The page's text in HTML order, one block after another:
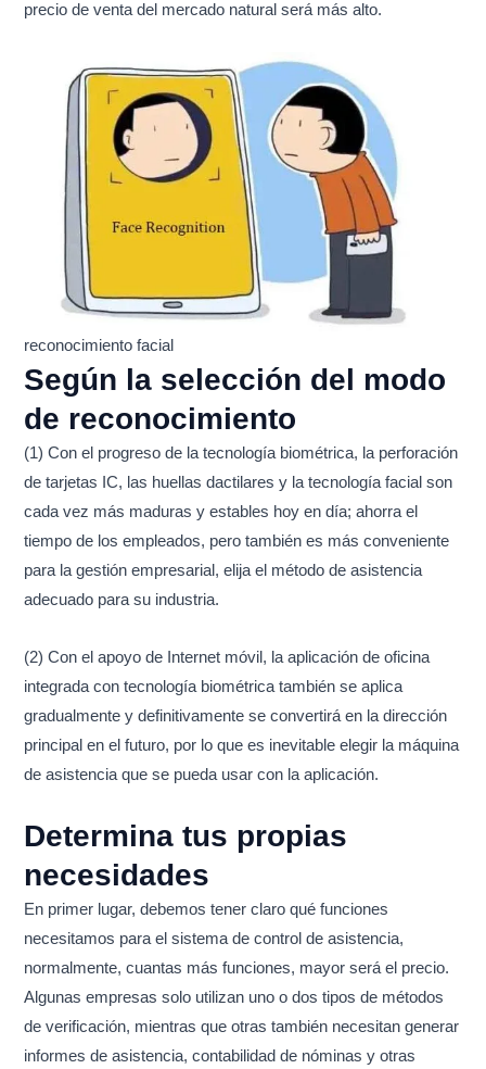
precio de venta del mercado natural será más alto.
reconocimiento facial
Según la selección del modo
de reconocimiento
(1) Con el progreso de la tecnología biométrica, la perforación
de tarjetas IC, las huellas dactilares y la tecnología facial son
cada vez más maduras y estables hoy en día; ahorra el
tiempo de los empleados, pero también es más conveniente
para la gestión empresarial, elija el método de asistencia
adecuado para su industria.
(2) Con el apoyo de Internet móvil, la aplicación de oficina
integrada con tecnología biométrica también se aplica
gradualmente y definitivamente se convertirá en la dirección
principal en el futuro, por lo que es inevitable elegir la máquina
de asistencia que se pueda usar con la aplicación.
Determina tus propias
necesidades
En primer lugar, debemos tener claro qué funciones
necesitamos para el sistema de control de asistencia,
normalmente, cuantas más funciones, mayor será el precio.
Algunas empresas solo utilizan uno o dos tipos de métodos
de verificación, mientras que otras también necesitan generar
informes de asistencia, contabilidad de nóminas y otras